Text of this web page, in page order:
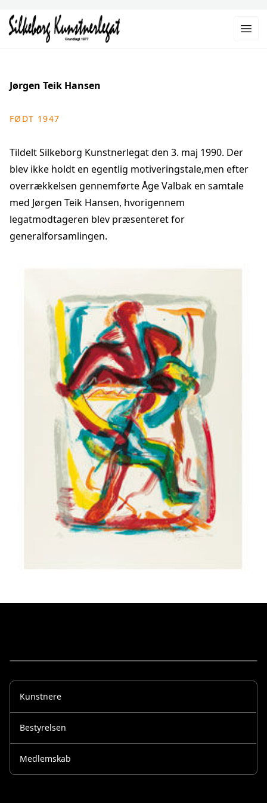
Jørgen Teik Hansen
FØDT 1947
Tildelt Silkeborg Kunstnerlegat den 3. maj 1990. Der
blev ikke holdt en egentlig motiveringstale,men efter
overrækkelsen gennemførte Åge Valbak en samtale
med Jørgen Teik Hansen, hvorigennem
legatmodtageren blev præsenteret for
generalforsamlingen.
Kunstnere
Bestyrelsen
Medlemskab